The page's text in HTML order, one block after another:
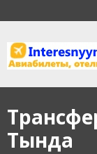
Тында